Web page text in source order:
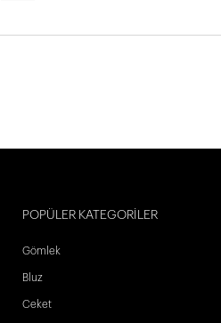
POPÜLER KATEGORİLER
Gömlek
Bluz
Ceket